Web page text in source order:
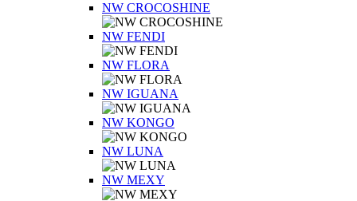
NW CROCOSHINE
NW FENDI
NW FLORA
NW IGUANA
NW KONGO
NW LUNA
NW MEXY